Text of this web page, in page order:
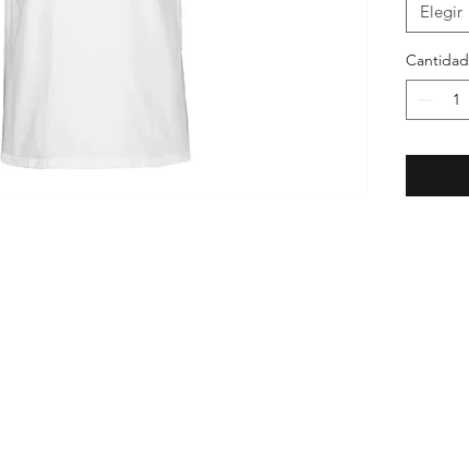
Elegir
Cantidad